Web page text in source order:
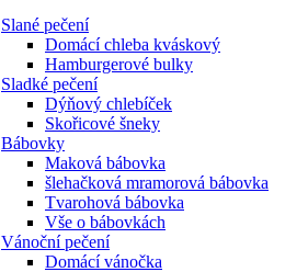
Slané pečení
Domácí chleba kváskový
Hamburgerové bulky
Sladké pečení
Dýňový chlebíček
Skořicové šneky
Bábovky
Maková bábovka
šlehačková mramorová bábovka
Tvarohová bábovka
Vše o bábovkách
Vánoční pečení
Domácí vánočka